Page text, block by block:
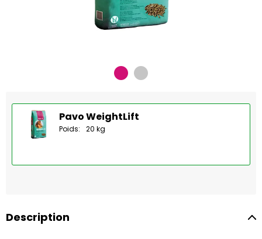
Pavo WeightLift
Poids: 20 kg
Description